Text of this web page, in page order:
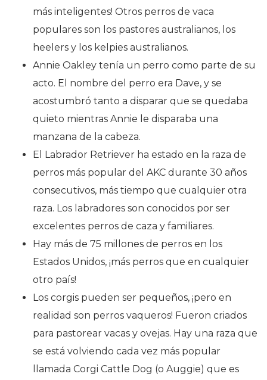
más inteligentes! Otros perros de vaca
populares son los pastores australianos, los
heelers y los kelpies australianos.
Annie Oakley tenía un perro como parte de su
acto. El nombre del perro era Dave, y se
acostumbró tanto a disparar que se quedaba
quieto mientras Annie le disparaba una
manzana de la cabeza.
El Labrador Retriever ha estado en la raza de
perros más popular del AKC durante 30 años
consecutivos, más tiempo que cualquier otra
raza. Los labradores son conocidos por ser
excelentes perros de caza y familiares.
Hay más de 75 millones de perros en los
Estados Unidos, ¡más perros que en cualquier
otro país!
Los corgis pueden ser pequeños, ¡pero en
realidad son perros vaqueros! Fueron criados
para pastorear vacas y ovejas. Hay una raza que
se está volviendo cada vez más popular
llamada Corgi Cattle Dog (o Auggie) que es